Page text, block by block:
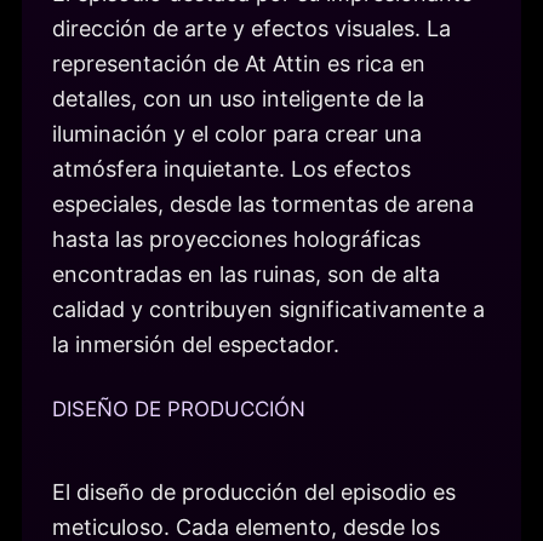
dirección de arte y efectos visuales. La
representación de At Attin es rica en
detalles, con un uso inteligente de la
iluminación y el color para crear una
atmósfera inquietante. Los efectos
especiales, desde las tormentas de arena
hasta las proyecciones holográficas
encontradas en las ruinas, son de alta
calidad y contribuyen significativamente a
la inmersión del espectador.
DISEÑO DE PRODUCCIÓN
El diseño de producción del episodio es
meticuloso. Cada elemento, desde los